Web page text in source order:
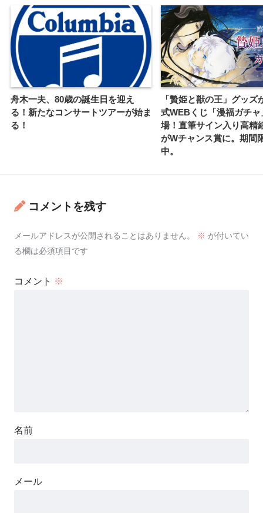
舟木一夫、80歳の誕生日を迎え
る！新たなコンサートツアーが始ま
る！
「贄姫と獣の王」グッズ
式WEBくじ「漫福ガチャ
場！直筆サイン入り高精
がWチャンス賞に。期間
中。
コメントを残す
メールアドレスが公開されることはありません。 ※ が付いてい
る欄は必須項目です
コメント ※
名前
メール